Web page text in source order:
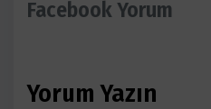
Facebook Yorum
Yorum Yazın